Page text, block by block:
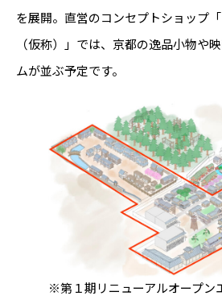
を展開。直営のコンセプトショップ
（仮称）」では、京都の逸品小物や
ムが並ぶ予定です。
※第１期リニューアルオープン